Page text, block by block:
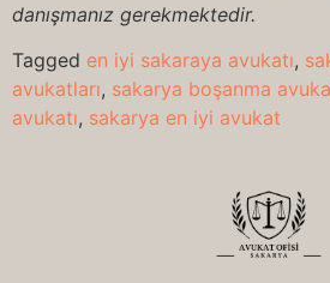
danışmanız gerekmektedir.
Tagged en iyi sakaraya avukatı,
avukatları, sakarya boşanma
avukatı, sakarya en iyi avukat